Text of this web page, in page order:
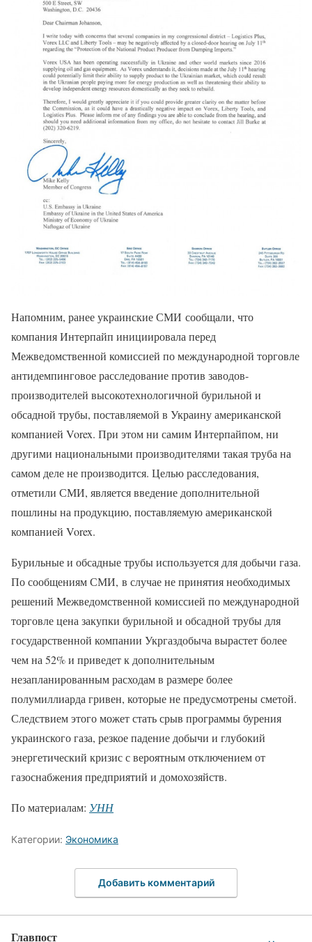
Напомним, ранее украинские СМИ сообщали, что
компания Интерпайп инициировала перед
Межведомственной комиссией по международной торговле
антидемпинговое расследование против заводов-
производителей высокотехнологичной бурильной и
обсадной трубы, поставляемой в Украину американской
компанией Vorex. При этом ни самим Интерпайпом, ни
другими национальными производителями такая труба на
самом деле не производится. Целью расследования,
отметили СМИ, является введение дополнительной
пошлины на продукцию, поставляемую американской
компанией Vorex.
Бурильные и обсадные трубы используется для добычи газа.
По сообщениям СМИ, в случае не принятия необходимых
решений Межведомственной комиссией по международной
торговле цена закупки бурильной и обсадной трубы для
государственной компании Укргаздобыча вырастет более
чем на 52% и приведет к дополнительным
незапланированным расходам в размере более
полумиллиарда гривен, которые не предусмотрены сметой.
Следствием этого может стать срыв программы бурения
украинского газа, резкое падение добычи и глубокий
энергетический кризис с вероятным отключением от
газоснабжения предприятий и домохозяйств.
По материалам: УНН
Категории: Экономика
Добавить комментарий
Главпост